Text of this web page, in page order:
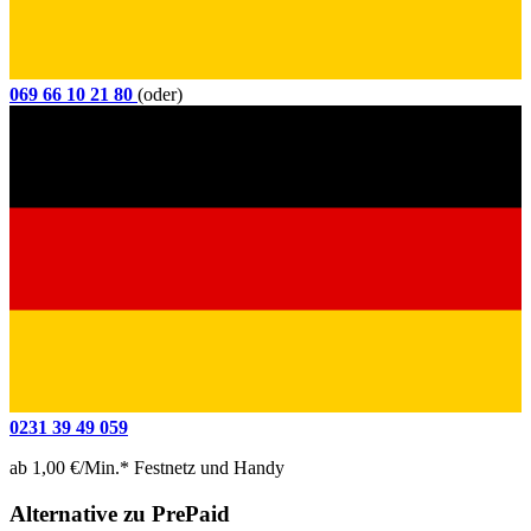
069 66 10 21 80 (oder)
0231 39 49 059
ab 1,00 €/Min.* Festnetz und Handy
Alternative zu PrePaid